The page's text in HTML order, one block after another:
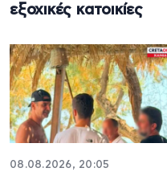
εξοχικές κατοικίες
08.08.2026, 20:05